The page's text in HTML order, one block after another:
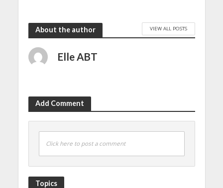
About the author VIEW ALL POSTS
Elle ABT
Add Comment
Click here to post a comment
Topics